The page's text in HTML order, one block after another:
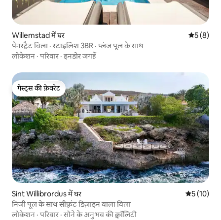
Willemstad में घर औसत रेटिंग
5 (8)
पेनस्ट्रैट विला · स्टाइलिश 3BR · प्लंज पूल के साथ
लोकेशन ·परिवार ·इनडोर जगहें
गेस्ट्स की फ़ेवरेट
गेस्ट्स की फ़ेवरेट
Sint Willibrordus में घर औसत रेटिंग
5 (10)
निजी पूल के साथ सीफ़्रंट डिज़ाइन वाला विला
लोकेशन ·परिवार ·सोने के अनुभव की क्वॉलिटी